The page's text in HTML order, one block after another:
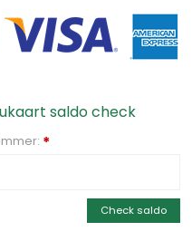
saldo check
*
Check saldo